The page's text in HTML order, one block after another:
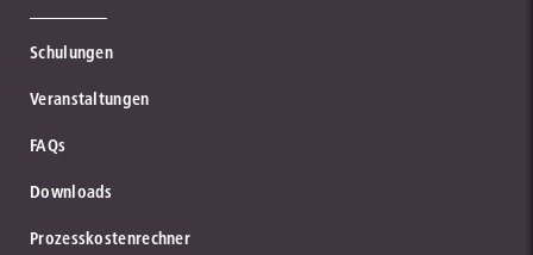
Schulungen
Veranstaltungen
FAQs
Downloads
Prozesskostenrechner